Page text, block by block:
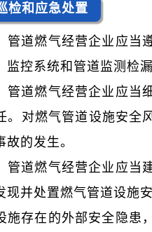
检和应急处置
道燃气经营企业应当
监控系统和管道监测检
道燃气经营企业应当
。对燃气管道设施安全
的发生。
道燃气经营企业应当
现并处置燃气管道设施
施存在的外部安全隐患